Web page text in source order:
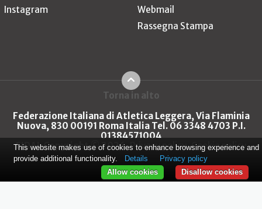
Instagram
Webmail
Rassegna Stampa
Torna in alto
Federazione Italiana di Atletica Leggera, Via Flaminia
Nuova, 830 00191 Roma Italia Tel. 06 3348 4703 P.I.
01384571004
FIDAL Copyright © 2026 Privacy policy Cookie policy
This website makes use of cookies to enhance browsing experience and
provide additional functionality.
Details
Privacy policy
Disallow cookies
Allow cookies